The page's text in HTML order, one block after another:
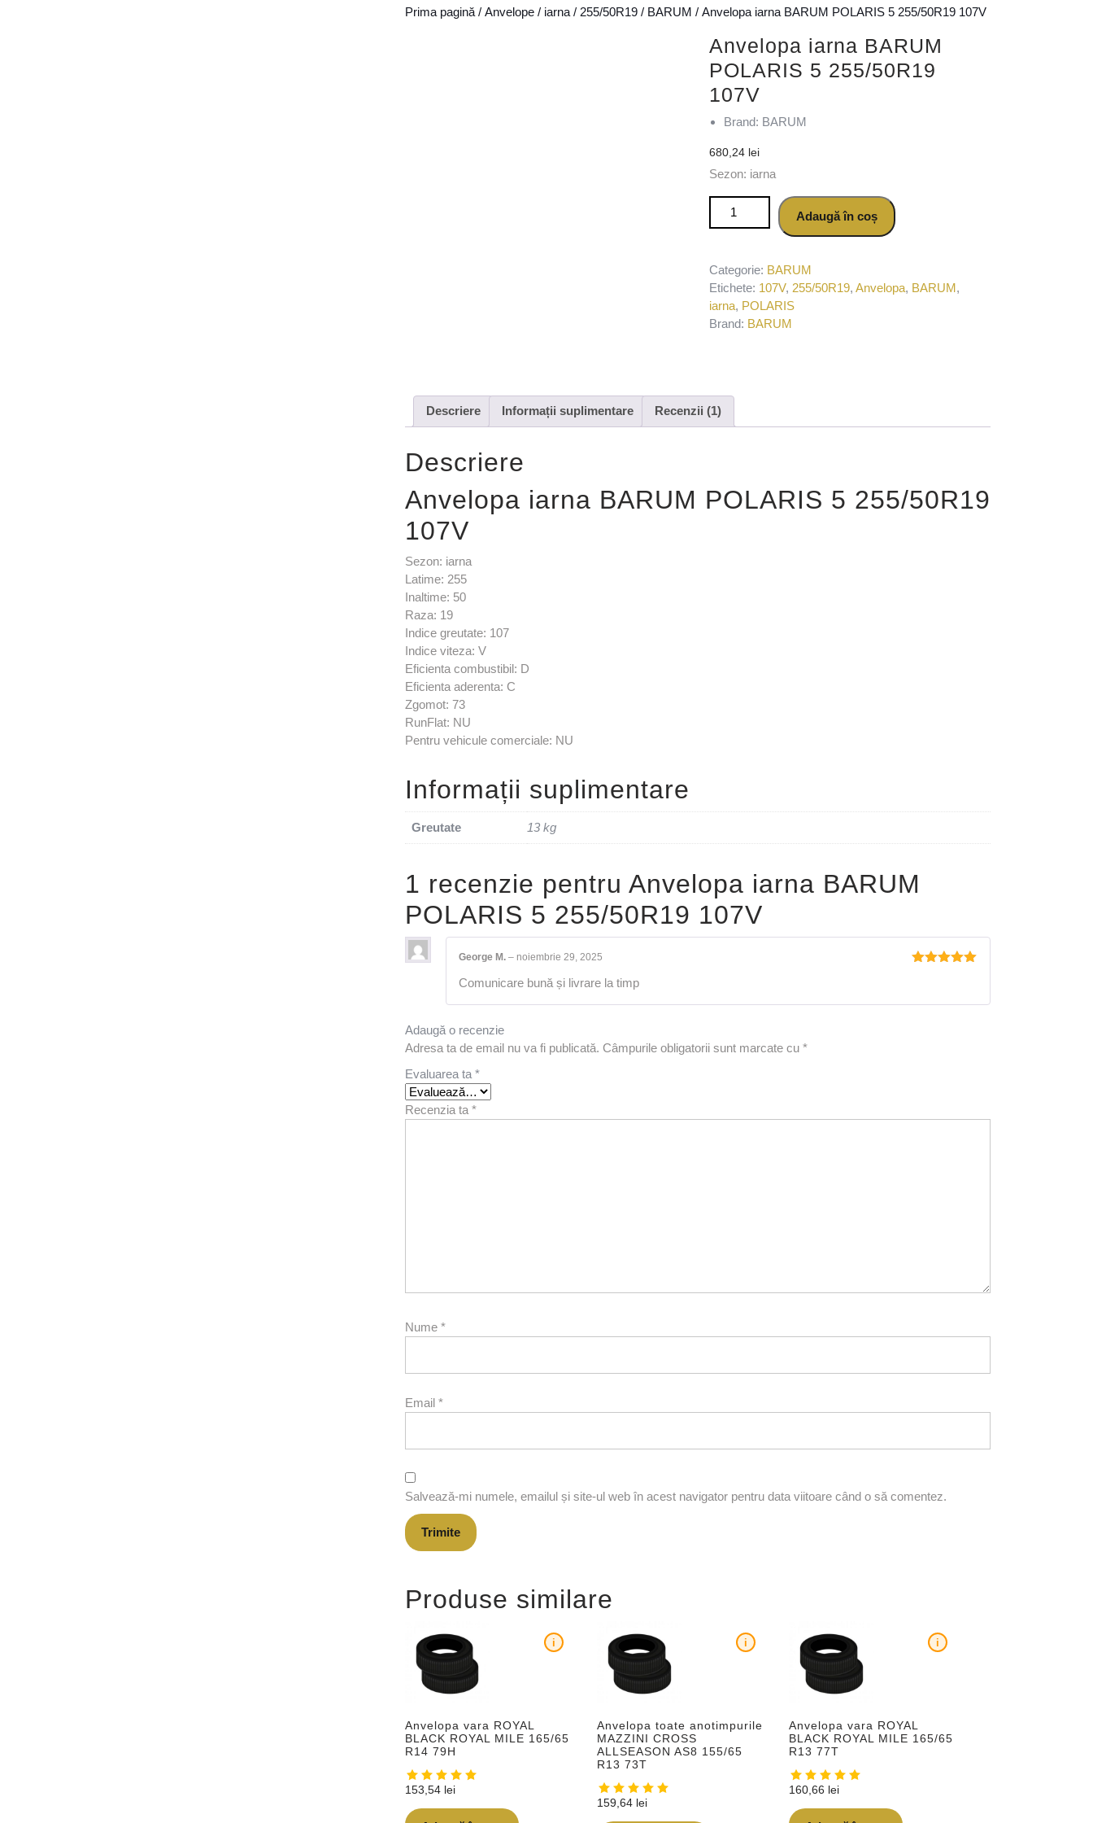
Prima pagină / Anvelope / iarna / 255/50R19 / BARUM / Anvelopa iarna BARUM POLARIS 5 255/50R19 107V
Anvelopa iarna BARUM
POLARIS 5 255/50R19
107V
Brand: BARUM
680,24 lei
Sezon: iarna
Cantitate Anvelopa iarna BARUM POLARIS 5 255/50R19 107V
Adaugă în coș
Categorie: BARUM
Etichete: 107V, 255/50R19,Anvelopa, BARUM,
iarna, POLARIS
Brand: BARUM
Descriere Informații suplimentare Recenzii (1)
Descriere
Anvelopa iarna BARUM POLARIS 5 255/50R19
107V
Sezon: iarna
Latime: 255
Inaltime: 50
Raza: 19
Indice greutate: 107
Indice viteza: V
Eficienta combustibil: D
Eficienta aderenta: C
Zgomot: 73
RunFlat: NU
Pentru vehicule comerciale: NU
Informații suplimentare
Greutate 13 kg
1 recenzie pentru Anvelopa iarna BARUM
POLARIS 5 255/50R19 107V
George M. – noiembrie 29, 2025
Comunicare bună și livrare la timp
Adaugă o recenzie
Adresa ta de email nu va fi publicată. Câmpurile obligatorii sunt marcate cu *
Evaluarea ta *
Recenzia ta *
Nume *
Email *
Salvează-mi numele, emailul și site-ul web în acest navigator pentru data viitoare când o să comentez.
Produse similare
Anvelopa vara ROYAL
BLACK ROYAL MILE 165/65
R14 79H
i
153,54 lei
Anvelopa toate anotimpurile
MAZZINI CROSS
ALLSEASON AS8 155/65
R13 73T
i
159,64 lei
Anvelopa vara ROYAL
BLACK ROYAL MILE 165/65
R13 77T
i
160,66 lei